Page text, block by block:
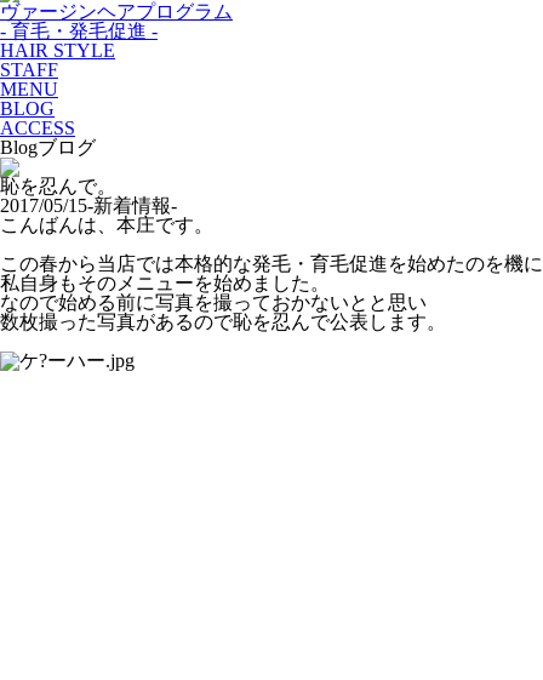
ヴァージンヘアプログラム
- 育毛・発毛促進 -
HAIR STYLE
STAFF
MENU
BLOG
ACCESS
Blogブログ
恥を忍んで。
2017/05/15-新着情報-
こんばんは、本庄です。
この春から当店では本格的な発毛・育毛促進を始めたのを機に
私自身もそのメニューを始めました。
なので始める前に写真を撮っておかないとと思い
数枚撮った写真があるので恥を忍んで公表します。